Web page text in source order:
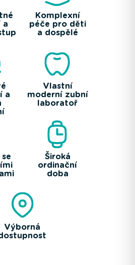
a
Komplexní
péče pro děti
a dospělé
a
Vlastní
moderní zubní
laboratoř
Široká
ordinační
doba
Výborná